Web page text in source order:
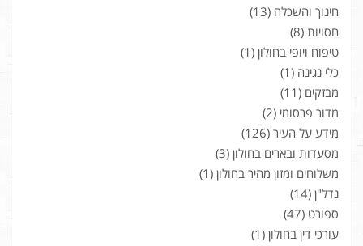
חינוך והשכלה (13)
חסויות (8)
טיפוח ויופי בחולון (1)
כלי נגינה (1)
מבזקים (11)
מדור פרסומי (2)
מידע על העיר (126)
מסעדות ובארים בחולון (3)
משלוחים ומזון מהיר בחולון (1)
נדל"ן (14)
ספורט (47)
עורכי דין בחולון (1)